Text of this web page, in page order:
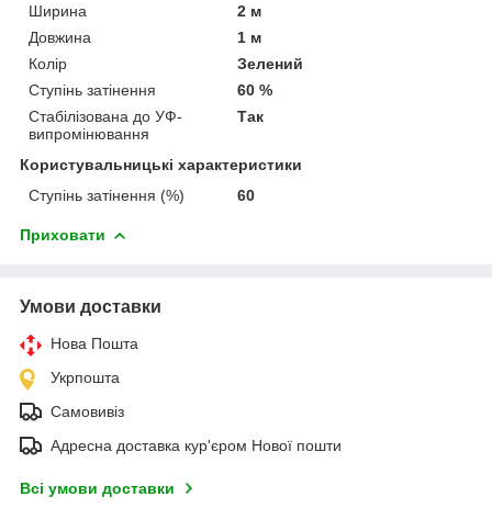
Ширина
2 м
Довжина
1 м
Колір
Зелений
Ступінь затінення
60 %
Стабілізована до УФ-
випромінювання
Так
Користувальницькі характеристики
Ступінь затінення (%)
60
Приховати
Умови доставки
Нова Пошта
Укрпошта
Самовивіз
Адресна доставка кур'єром Нової пошти
Всі умови доставки